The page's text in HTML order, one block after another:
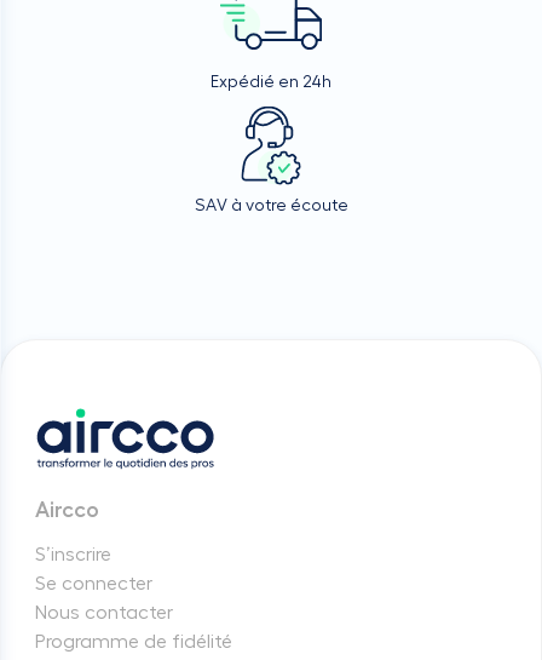
Expédié en 24h
SAV à votre écoute
Aircco
S’inscrire
Se connecter
Nous contacter
Programme de fidélité